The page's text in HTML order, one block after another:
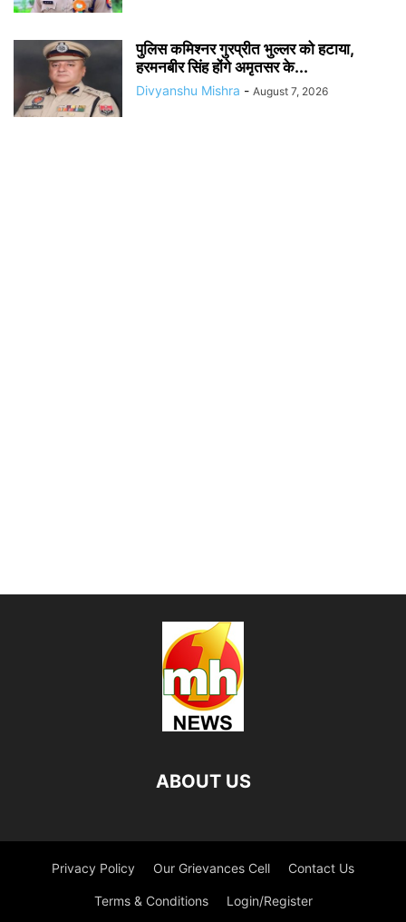
पुलिस कमिश्नर गुरप्रीत भुल्लर को हटाया,
हरमनबीर सिंह होंगे अमृतसर के...
Divyanshu Mishra - August 7, 2026
ABOUT US
Privacy Policy Our Grievances Cell Contact Us
Terms & Conditions Login/Register